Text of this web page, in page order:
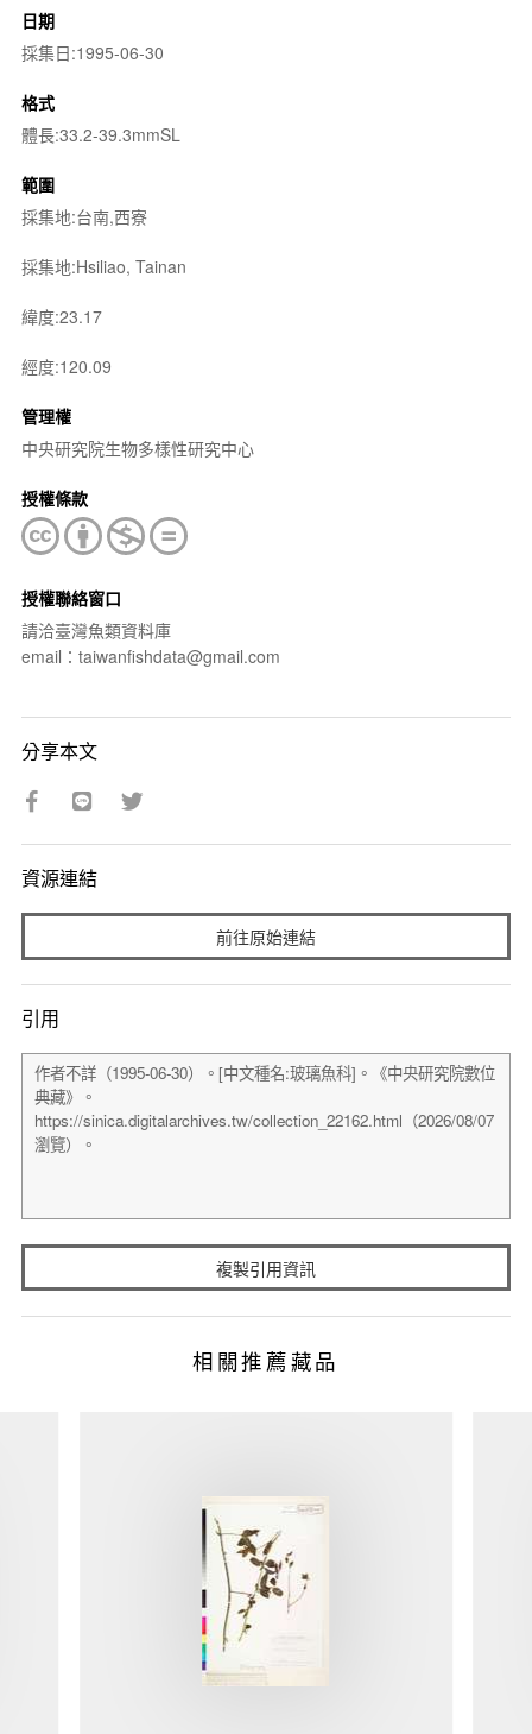
日期
採集日:1995-06-30
格式
體長:33.2-39.3mmSL
範圍
採集地:台南,西寮
採集地:Hsiliao, Tainan
緯度:23.17
經度:120.09
管理權
中央研究院生物多樣性研究中心
授權條款
授權聯絡窗口
請洽臺灣魚類資料庫
email：taiwanfishdata@gmail.com
分享本文
資源連結
前往原始連結
引用
複製引用資訊
相關推薦藏品